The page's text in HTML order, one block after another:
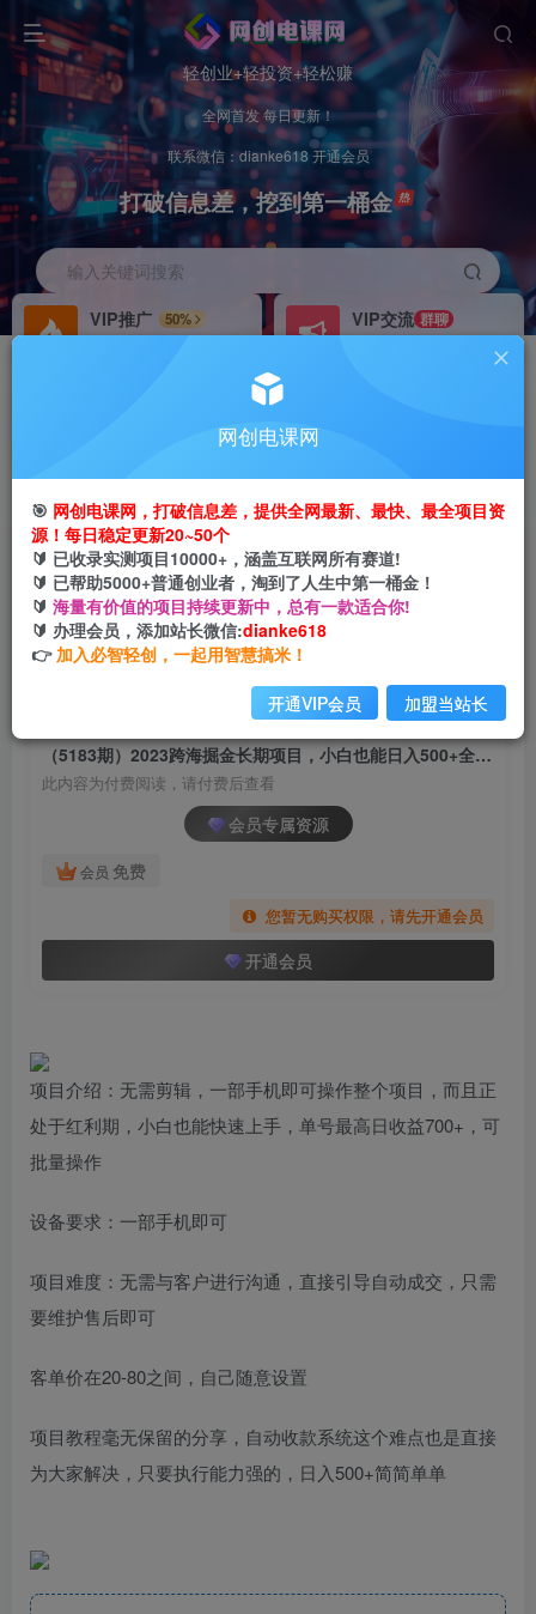
轻创业+轻投资+轻松赚
全网首发 每日更新！
联系微信：dianke618 开通会员
打破信息差，挖到第一桶金
输入关键词搜索
VIP推广
50%
VIP交流 群聊
研究探讨更多创业项目路子。
搭建同款网站，自己当老板
（5183期）2023跨海掘金长期项目，小白也能日
入500+全自动收款 无需话术
网创电课网
2年前发布
1861 161
（5183期）2023跨海掘金长期项目，小白也能日入500+全自动收款 无需话术
此内容为付费阅读，请付费后查看
会员专属资源
会员 免费
您暂无购买权限，请先开通会员
开通会员
项目介绍：无需剪辑，一部手机即可操作整个项目，而且正
处于红利期，小白也能快速上手，单号最高日收益700+，可
批量操作
设备要求：一部手机即可
项目难度：无需与客户进行沟通，直接引导自动成交，只需
要维护售后即可
客单价在20-80之间，自己随意设置
项目教程毫无保留的分享，自动收款系统这个难点也是直接
为大家解决，只要执行能力强的，日入500+简简单单
网创电课网
🎯 网创电课网，打破信息差，提供全网最新、最快、最全项目资
源！每日稳定更新20~50个
🔰 已收录实测项目10000+，涵盖互联网所有赛道!
🔰 已帮助5000+普通创业者，淘到了人生中第一桶金！
🔰 海量有价值的项目持续更新中，总有一款适合你!
🔰 办理会员，添加站长微信:dianke618
👉 加入必智轻创，一起用智慧搞米！
开通VIP会员 加盟当站长